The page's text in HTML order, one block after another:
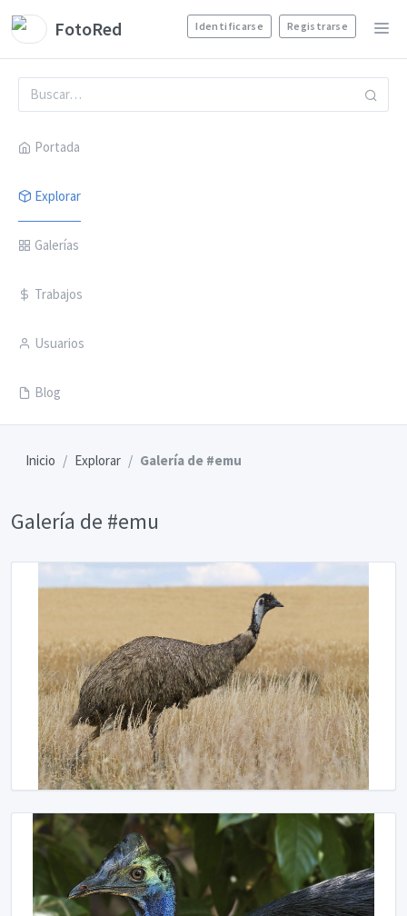
FotoRed Identificarse Registrarse
Portada
Explorar
Galerías
Trabajos
Usuarios
Blog
Inicio Explorar Galería de #emu
Galería de #emu